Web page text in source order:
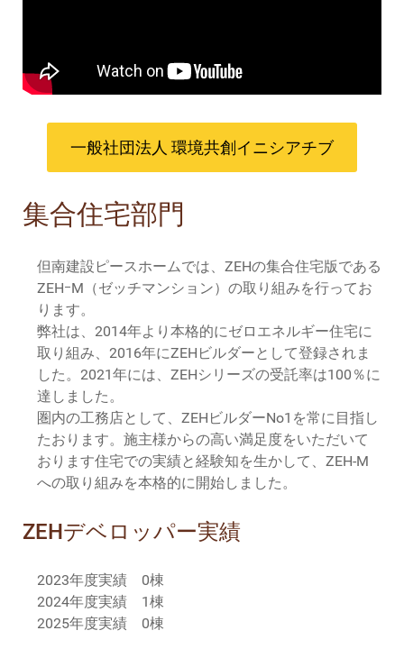
一般社団法人 環境共創イニシアチブ
集合住宅部門
但南建設ピースホームでは、ZEHの集合住宅版である
ZEHｰM（ゼッチマンション）の取り組みを行ってお
ります。
弊社は、2014年より本格的にゼロエネルギー住宅に
取り組み、2016年にZEHビルダーとして登録されま
した。2021年には、ZEHシリーズの受託率は100％に
達しました。
圏内の工務店として、ZEHビルダーNo1を常に目指し
たおります。施主様からの高い満足度をいただいて
おります住宅での実績と経験知を生かして、ZEH-M
への取り組みを本格的に開始しました。
ZEHデベロッパー実績
2023年度実績 0棟
2024年度実績 1棟
2025年度実績 0棟